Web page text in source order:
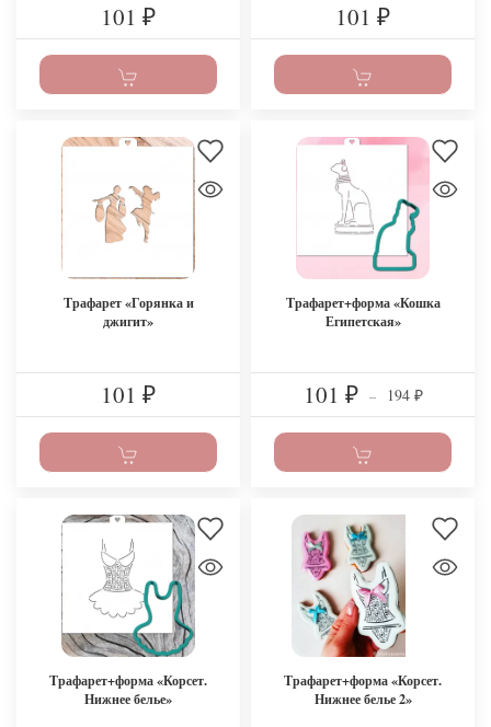
101 ₽ 101 ₽
Трафарет «Горянка и
джигит»
101 ₽
Трафарет+форма «Кошка
Египетская»
101 ₽ – 194 ₽
Трафарет+форма «Корсет.
Нижнее белье»
Трафарет+форма «Корсет.
Нижнее белье 2»